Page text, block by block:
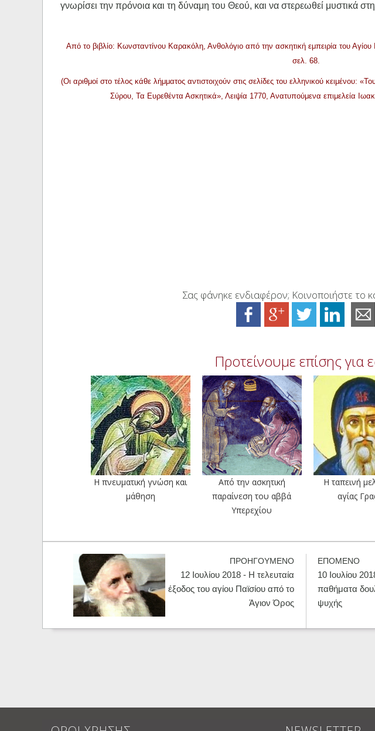
γνωρίσει την πρόνοια και τη δύναμη του Θεού, και να στερεωθεί μυστικά
Από το βιβλίο: Κωνσταντίνου Καρακόλη, Ανθολόγιο από την ασκητική εμπειρία του
σελ. 68.
(Οι αριθμοί στο τέλος κάθε λήμματος αντιστοιχούν στις σελίδες του ελληνικού κειμένου:
Σύρου, Τα Ευρεθέντα Ασκητικά», Λειψία 1770, Ανατυπούμενα επιμελεία
Σας φάνηκε ενδιαφέρον; Κοινοποιήστε το
Προτείνουμε επίσης για
Η πνευματική γνώση και
μάθηση
Από την ασκητική
παραίνεση του αββά
Υπερεχίου
Η ταπεινή
αγίας
ΠΡΟΗΓΟΥΜΕΝΟ
12 Ιουλίου 2018 - Η τελευταία
έξοδος του αγίου Παϊσίου από το
Άγιον Όρος
ΕΠΟΜΕΝΟ
10 Ιουλίου
παθήματα
ψυχής